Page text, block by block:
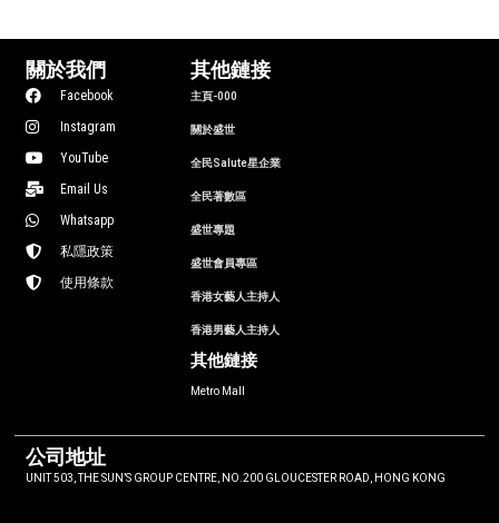
關於我們
Facebook
Instagram
YouTube
Email Us
Whatsapp
私隱政策
使用條款
其他鏈接
主頁-000
關於盛世
全民Salute星企業
全民著數區
盛世專題
盛世會員專區
香港女藝人主持人
香港男藝人主持人
其他鏈接
Metro Mall
公司地址
UNIT 503, THE SUN’S GROUP CENTRE, NO.200 GLOUCESTER ROAD, HONG KONG